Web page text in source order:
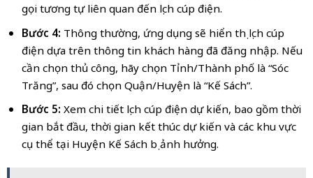
gọi tương tự liên quan đến lịch cúp điện.
Bước 4: Thông thường, ứng dụng sẽ hiển thị lịch cúp
điện dựa trên thông tin khách hàng đã đăng nhập. Nếu
cần chọn thủ công, hãy chọn Tỉnh/Thành phố là “Sóc
Trăng”, sau đó chọn Quận/Huyện là “Kế Sách”.
Bước 5: Xem chi tiết lịch cúp điện dự kiến, bao gồm thời
gian bắt đầu, thời gian kết thúc dự kiến và các khu vực
cụ thể tại Huyện Kế Sách bị ảnh hưởng.